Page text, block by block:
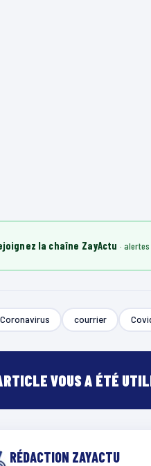
la chaîne ZayActu
Coronavirus courrier
VOUS A ÉTÉ
RÉDACTION ZAYACTU